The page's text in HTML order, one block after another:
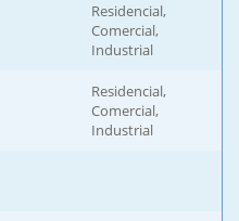
Residencial,
Comercial,
Industrial
Residencial,
Comercial,
Industrial